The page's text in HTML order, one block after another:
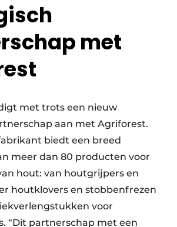
met
met trots een nieuw
aan met Agriforest.
biedt een breed
meer dan 80 producten voor
hout: van houtgrijpers en
houtklovers en stobbenfrezen
voor
“Dit partnerschap met een